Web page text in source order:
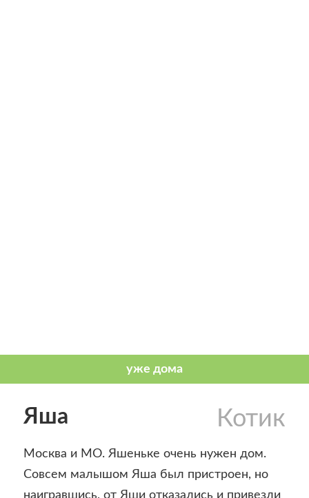
Котик
Яша
Москва и МО. Яшеньке очень нужен дом.
Совсем малышом Яша был пристроен, но
наигравшись, от Яши отказались и привезли